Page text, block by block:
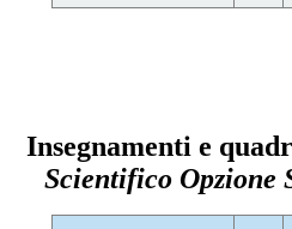
Insegnamenti e
Scientifico Opzione